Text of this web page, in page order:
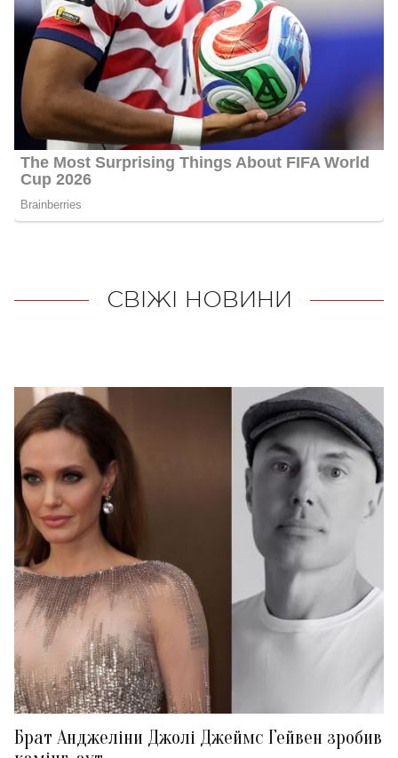
СВІЖІ НОВИНИ
Брат Анджеліни Джолі Джеймс Гейвен зробив